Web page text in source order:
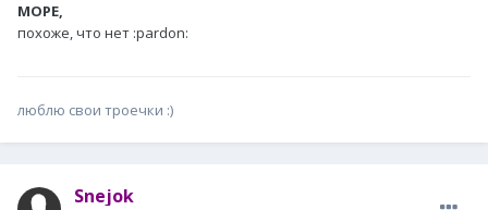
МОРЕ,
похоже, что нет :pardon:
люблю свои троечки :)
Snejok